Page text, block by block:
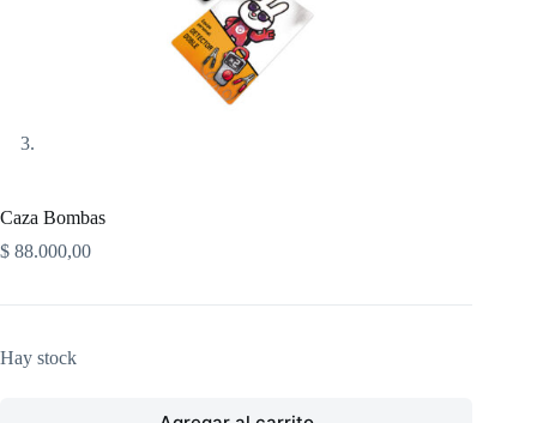
Caza Bombas
$ 88.000,00
Hay stock